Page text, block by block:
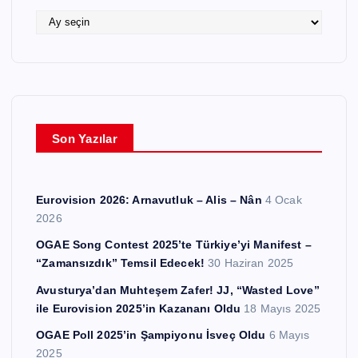
Son Yazılar
Eurovision 2026: Arnavutluk – Alis – Nân 4 Ocak
2026
OGAE Song Contest 2025’te Türkiye’yi Manifest –
“Zamansızdık” Temsil Edecek! 30 Haziran 2025
Avusturya’dan Muhteşem Zafer! JJ, “Wasted Love”
ile Eurovision 2025’in Kazananı Oldu 18 Mayıs 2025
OGAE Poll 2025’in Şampiyonu İsveç Oldu 6 Mayıs
2025